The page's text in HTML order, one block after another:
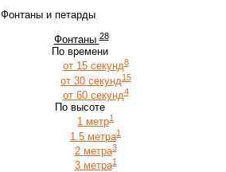
Фонтаны и петарды
Фонтаны 28
По времени
от 15 секунд8
от 30 секунд15
от 60 секунд4
По высоте
1 метр1
1.5 метра1
2 метра3
3 метра1